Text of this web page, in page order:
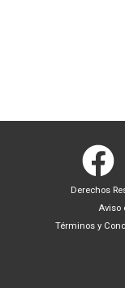
Derechos
Aviso
Términos y